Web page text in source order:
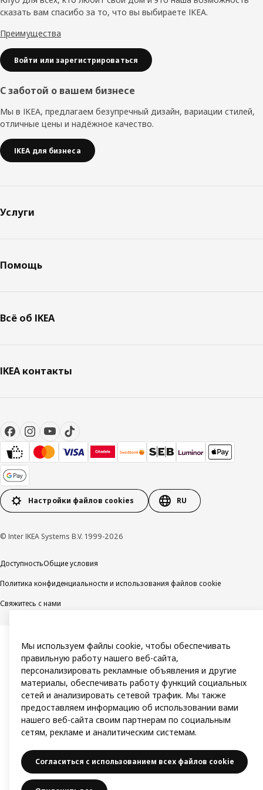
сказать вам спасибо за то, что вы выбираете IKEA.
Преимущества
Войти или зарегистрироваться
С заботой о вашем бизнесе
Мы в IKEA, предлагаем безупречный дизайн, вариации стилей,
отличные цены и надёжное качество.
IKEA для бизнеса
Услуги
Помощь
Всё об IKEA
IKEA контакты
Настройки файлов cookies RU
© Inter IKEA Systems B.V. 1999-2026
ДоступностьОбщие условия
Политика конфиденциальности и использования файлов cookie
Свяжитесь с нами
Мы используем файлы cookie, чтобы обеспечивать
правильную работу нашего веб-сайта,
персонализировать рекламные объявления и другие
материалы, обеспечивать работу функций социальных
сетей и анализировать сетевой трафик. Мы также
предоставляем информацию об использовании вами
нашего веб-сайта своим партнерам по социальным
сетям, рекламе и аналитическим системам.
Согласиться с использованием всех файлов cookie